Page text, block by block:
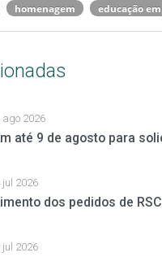
homenagem educação
ago 2026
até 9 de agosto para
jul 2026
dos pedidos de
jul 2026